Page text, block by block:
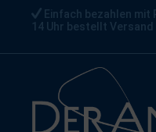
Einfach bezahlen mit
14 Uhr bestellt Versand